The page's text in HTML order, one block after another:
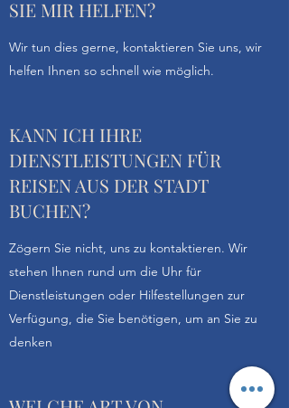
SIE MIR HELFEN?
Wir tun dies gerne, kontaktieren Sie uns, wir
helfen Ihnen so schnell wie möglich.
KANN ICH IHRE
DIENSTLEISTUNGEN FÜR
REISEN AUS DER STADT
BUCHEN?
Zögern Sie nicht, uns zu kontaktieren. Wir
stehen Ihnen rund um die Uhr für
Dienstleistungen oder Hilfestellungen zur
Verfügung, die Sie benötigen, um an Sie zu
denken